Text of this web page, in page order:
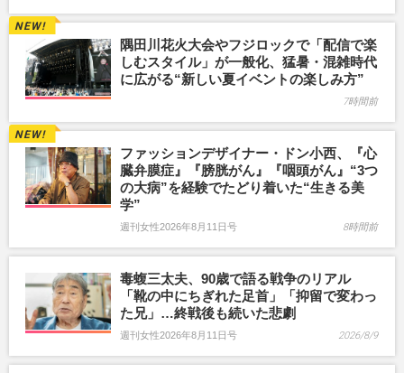
隅田川花火大会やフジロックで「配信で楽
しむスタイル」が一般化、猛暑・混雑時代
に広がる“新しい夏イベントの楽しみ方”
7時間前
ファッションデザイナー・ドン小西、『心
臓弁膜症』『膀胱がん』『咽頭がん』“3つ
の大病”を経験でたどり着いた“生きる美
学”
週刊女性2026年8月11日号 8時間前
毒蝮三太夫、90歳で語る戦争のリアル
「靴の中にちぎれた足首」「抑留で変わっ
た兄」…終戦後も続いた悲劇
週刊女性2026年8月11日号 2026/8/9